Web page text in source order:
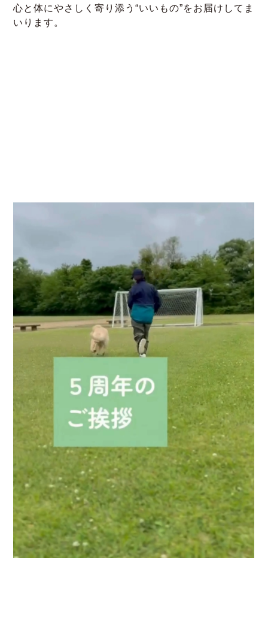
心と体にやさしく寄り添う“いいもの”をお届けしてま
いります。